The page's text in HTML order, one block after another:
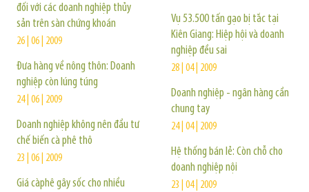
đối với các doanh nghiệp thủy
sản trên sàn chứng khoán
26 | 06 | 2009
Đưa hàng về nông thôn: Doanh
nghiệp còn lúng túng
24 | 06 | 2009
Doanh nghiệp không nên đầu tư
chế biến cà phê thô
23 | 06 | 2009
Giá càphê gây sốc cho nhiều
Vụ 53.500 tấn gạo bị tắc tại
Kiên Giang: Hiệp hội và doanh
nghiệp đều sai
28 | 04 | 2009
Doanh nghiệp - ngân hàng cần
chung tay
24 | 04 | 2009
Hệ thống bán lẻ: Còn chỗ cho
doanh nghiệp nội
23 | 04 | 2009